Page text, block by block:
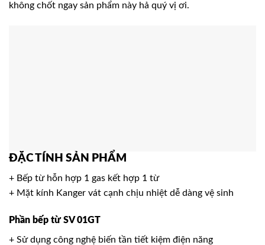
không chốt ngay sản phẩm này hả quý vị ơi.
ĐẶC TÍNH SẢN PHẨM
+ Bếp từ hỗn hợp 1 gas kết hợp 1 từ
+ Mặt kính Kanger vát cạnh chịu nhiệt dễ dàng vệ sinh
Phần bếp từ SV 01GT
+ Sử dụng công nghệ biến tần tiết kiệm điện năng